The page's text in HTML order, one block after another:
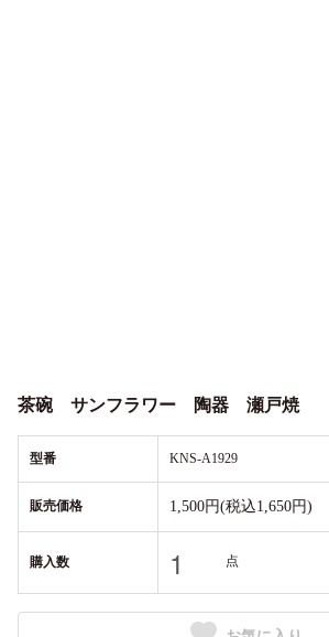
茶碗 サンフラワー 陶器 瀬戸焼
型番 KNS-A1929
販売価格 1,500円(税込1,650円)
購入数 点